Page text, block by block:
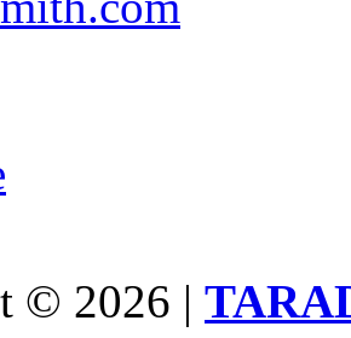
© 2026 |